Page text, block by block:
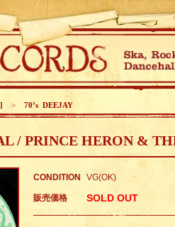
> 70’s DEEJAY
/ PRINCE HERON &
CONDITION VG(OK)
販売価格 SOLD OUT